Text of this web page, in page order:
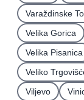
Varaždinske
Velika Gorica
Velika Pisanica
Veliko
Viljevo